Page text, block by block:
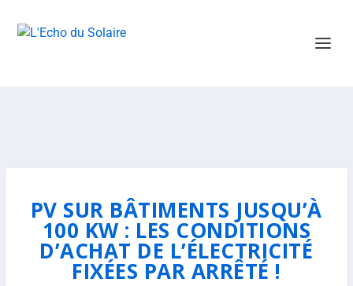
PV SUR BÂTIMENTS JUSQU’À
100 KW : LES CONDITIONS
D’ACHAT DE L’ÉLECTRICITÉ
FIXÉES PAR ARRÊTÉ !